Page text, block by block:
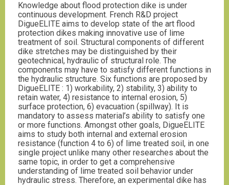
Knowledge about flood protection dike is under
continuous development. French R&D project
DigueELITE aims to develop state of the art flood
protection dikes making innovative use of lime
treatment of soil. Structural components of different
dike stretches may be distinguished by their
geotechnical, hydraulic of structural role. The
components may have to satisfy different functions in
the hydraulic structure. Six functions are proposed by
DigueELITE : 1) workability, 2) stability, 3) ability to
retain water, 4) resistance to internal erosion, 5)
surface protection, 6) evacuation (spillway). It is
mandatory to assess material’s ability to satisfy one
or more functions. Amongst other goals, DigueELITE
aims to study both internal and external erosion
resistance (function 4 to 6) of lime treated soil, in one
single project unlike many other researches about the
same topic, in order to get a comprehensive
understanding of lime treated soil behavior under
hydraulic stress. Therefore, an experimental dike has